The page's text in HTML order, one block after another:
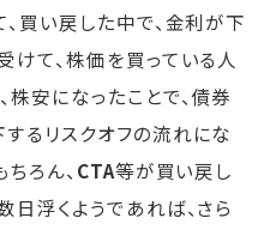
、買い戻した中で、金利が下
けて、株価を買っている人
株安になったことで、債券
るリスクオフの流れにな
ろん、 CTA等が買い戻し
日浮くようであれば、さら